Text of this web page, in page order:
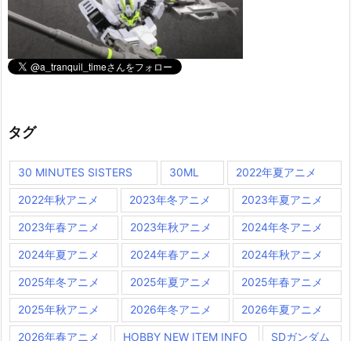
タグ
30 MINUTES SISTERS 30ML 2022年夏アニメ
2022年秋アニメ 2023年冬アニメ 2023年夏アニメ
2023年春アニメ 2023年秋アニメ 2024年冬アニメ
2024年夏アニメ 2024年春アニメ 2024年秋アニメ
2025年冬アニメ 2025年夏アニメ 2025年春アニメ
2025年秋アニメ 2026年冬アニメ 2026年夏アニメ
2026年春アニメ HOBBY NEW ITEM INFO SDガンダム